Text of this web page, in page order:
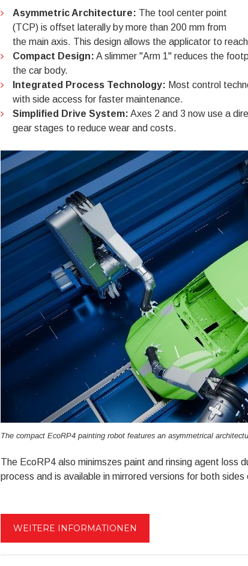
Asymmetric Architecture: The tool center point
(TCP) is offset laterally by more than 200 mm from
the main axis. This design allows the applicator to
Compact Design: A slimmer "Arm 1" reduces the
the car body.
Integrated Process Technology: Most control
with side access for faster maintenance.
Simplified Drive System: Axes 2 and 3 now use a
gear stages to reduce wear and costs.
The compact EcoRP4 painting robot features an asymmetrical
The EcoRP4 also minimszes paint and rinsing agent loss
process and is available in mirrored versions for both
WEITERE INFORMATIONEN